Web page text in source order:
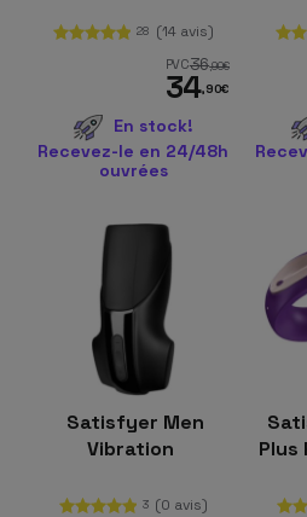
28 (14 avis)
PVC36,90€
34,90€
En stock!
Recevez-le en 24/48h
ouvrées
Satisfyer Men
Vibration
3 (0 avis)
Plus